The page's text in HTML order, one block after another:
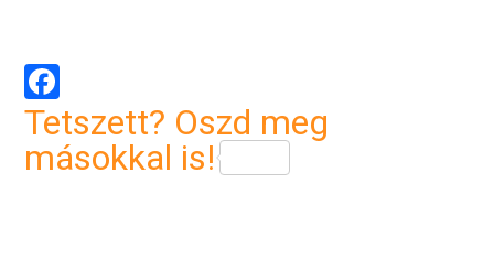
Facebook
Tetszett? Oszd meg
másokkal is!